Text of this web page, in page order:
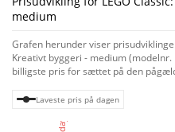
medium
Grafen herunder viser
Kreativt byggeri - medium
billigste pris for sættet på den
Laveste pris på dagen